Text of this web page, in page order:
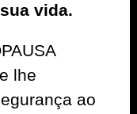
vida.
lhe
ao